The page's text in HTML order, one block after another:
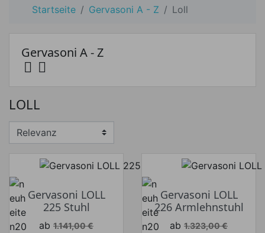
Startseite Gervasoni A - Z Loll
Preis
Preis von
€
Gervasoni A - Z
 
LOLL
Gervasoni LOLL
225 Stuhl
Verkaufspreis
ab 1.141,00 €
Gervasoni LOLL
226 Armlehnstuhl
Verkaufspreis
ab 1.323,00 €